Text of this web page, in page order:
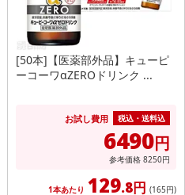
[50本]【医薬部外品】キューピ
ーコーワαZEROドリンク ...
お試し費用 税込・送料込
6490円
参考価格 8250円
1本あたり 129.8円 (165円)